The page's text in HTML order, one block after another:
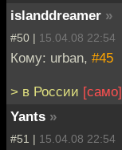
islanddreamer »
#50 | 15.04.08 22:54
Кому: urban, #45
> в России [само]
Yants »
#51 | 15.04.08 22:54